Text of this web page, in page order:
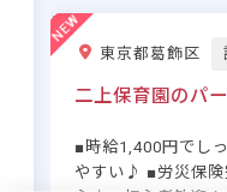
んでいます。 ・食
た野菜を収穫～調理
する事で、食べる
や楽しさを味わっ
東京都荒川区西
JR山手線・
里駅」徒歩4分
東京都葛飾区
二上保育園のパ
■時給1,400円でし
やすい♪ ■労災保険